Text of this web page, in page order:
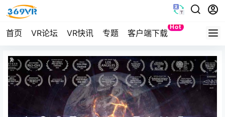
首页 VR论坛 VR快讯 专题 客户端下载
Hot
Quest